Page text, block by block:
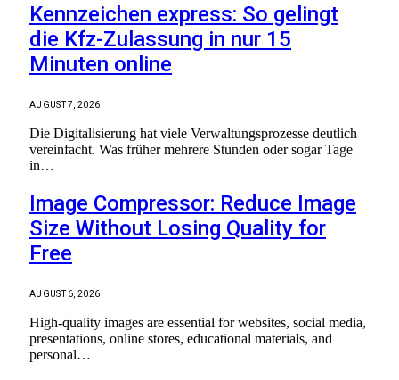
Kennzeichen express: So gelingt
die Kfz-Zulassung in nur 15
Minuten online
AUGUST 7, 2026
Die Digitalisierung hat viele Verwaltungsprozesse deutlich
vereinfacht. Was früher mehrere Stunden oder sogar Tage
in…
Image Compressor: Reduce Image
Size Without Losing Quality for
Free
AUGUST 6, 2026
High-quality images are essential for websites, social media,
presentations, online stores, educational materials, and
personal…